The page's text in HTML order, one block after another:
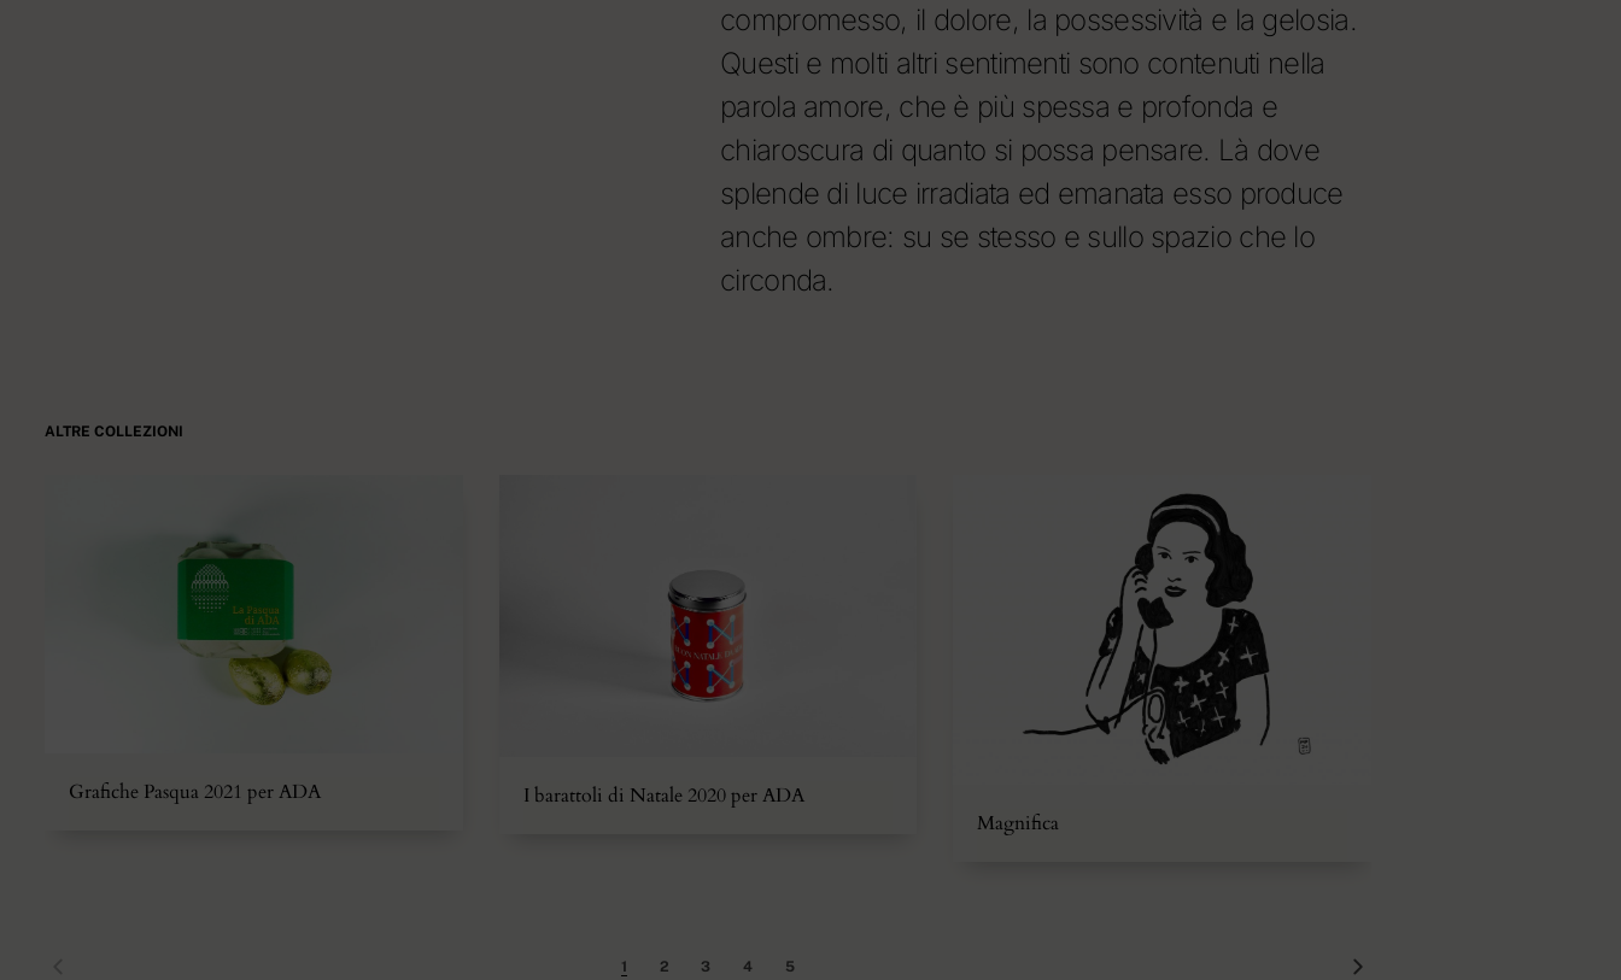
compromesso, il dolore, la possessività e la gelosia.
Questi e molti altri sentimenti sono contenuti nella
parola amore, che è più spessa e profonda e
chiaroscura di quanto si possa pensare. Là dove
splende di luce irradiata ed emanata esso produce
anche ombre: su se stesso e sullo spazio che lo
circonda.
ALTRE COLLEZIONI
Grafiche Pasqua 2021 per ADA
I barattoli di Natale 2020 per ADA
Magnifica
1 2 3 4 5